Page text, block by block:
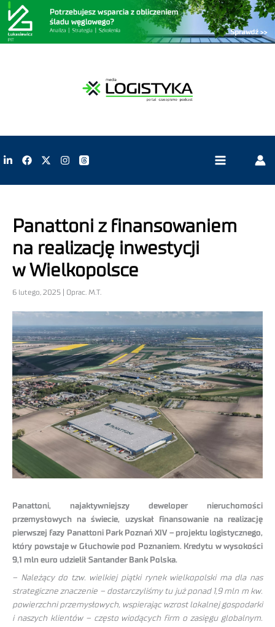
Panattoni z finansowaniem
na realizację inwestycji
w Wielkopolsce
6 lutego, 2025 | Oprac. M.T.
Panattoni, najaktywniejszy deweloper nieruchomości
przemysłowych na świecie, uzyskał finansowanie na realizację
pierwszej fazy Panattoni Park Poznań XIV – projektu logistycznego,
który powstaje w Głuchowie pod Poznaniem. Kredytu w wysokości
9,1 mln euro udzielił Santander Bank Polska.
– Należący do tzw. wielkiej piątki rynek wielkopolski ma dla nas
strategiczne znaczenie – dostarczyliśmy tu już ponad 1,9 mln m kw.
powierzchni przemysłowych, wspierając wzrost lokalnej gospodarki
i naszych klientów – często wiodących firm o zasięgu globalnym.